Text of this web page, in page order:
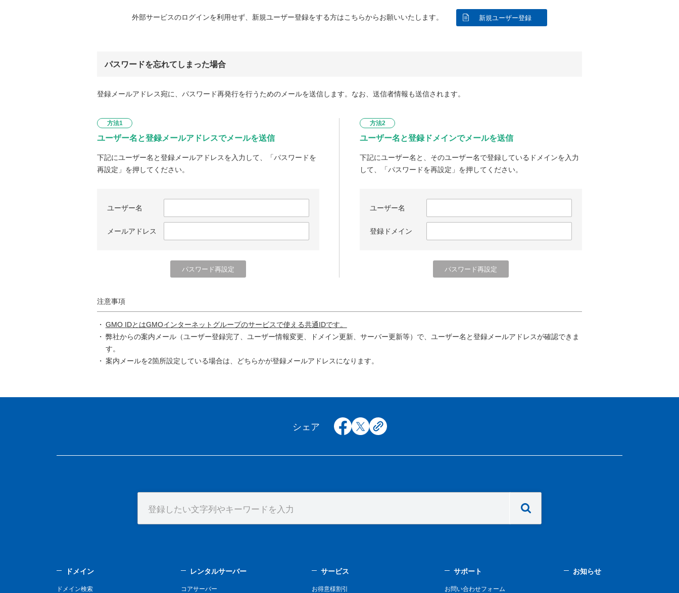
外部サービスのログインを利用せず、新規ユーザー登録をする方はこちらからお願いいたします。 新規ユーザー登録
パスワードを忘れてしまった場合
登録メールアドレス宛に、パスワード再発行を行うためのメールを送信します。なお、送信者情報も送信されます。
方法1
ユーザー名と登録メールアドレスでメールを送信
下記にユーザー名と登録メールアドレスを入力して、「パスワードを
再設定」を押してください。
ユーザー名
メールアドレス
方法2
ユーザー名と登録ドメインでメールを送信
下記にユーザー名と、そのユーザー名で登録しているドメインを入力
して、「パスワードを再設定」を押してください。
ユーザー名
登録ドメイン
注意事項
GMO IDとはGMOインターネットグループのサービスで使える共通IDです。
弊社からの案内メール（ユーザー登録完了、ユーザー情報変更、ドメイン更新、サーバー更新等）で、ユーザー名と登録メールアドレスが確認できま
す。
案内メールを2箇所設定している場合は、どちらかが登録メールアドレスになります。
シェア facebook
x copy
ドメイン
ドメイン検索
レンタルサーバー
コアサーバー
サービス
お得意様割引
サポート
お問い合わせフォーム
お知らせ